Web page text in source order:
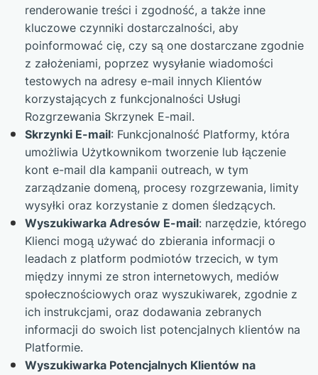
renderowanie treści i zgodność, a także inne
kluczowe czynniki dostarczalności, aby
poinformować cię, czy są one dostarczane zgodnie
z założeniami, poprzez wysyłanie wiadomości
testowych na adresy e-mail innych Klientów
korzystających z funkcjonalności Usługi
Rozgrzewania Skrzynek E-mail.
Skrzynki E-mail: Funkcjonalność Platformy, która
umożliwia Użytkownikom tworzenie lub łączenie
kont e-mail dla kampanii outreach, w tym
zarządzanie domeną, procesy rozgrzewania, limity
wysyłki oraz korzystanie z domen śledzących.
Wyszukiwarka Adresów E-mail: narzędzie, którego
Klienci mogą używać do zbierania informacji o
leadach z platform podmiotów trzecich, w tym
między innymi ze stron internetowych, mediów
społecznościowych oraz wyszukiwarek, zgodnie z
ich instrukcjami, oraz dodawania zebranych
informacji do swoich list potencjalnych klientów na
Platformie.
Wyszukiwarka Potencjalnych Klientów na